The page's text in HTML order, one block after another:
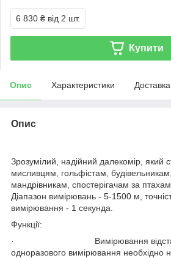
6 830 ₴ від 2 шт.
Купити
Опис Характеристики Доставка
Опис
Зрозумілий, надійний далекомір, який
мисливцям, гольфістам,
мандрівникам, спостерігачам за
Діапазон вимірювань - 5-1500 м,
вимірювання - 1 секунда.
Функції:
· Вимірювання відстані й
одноразового вимірювання необхідно